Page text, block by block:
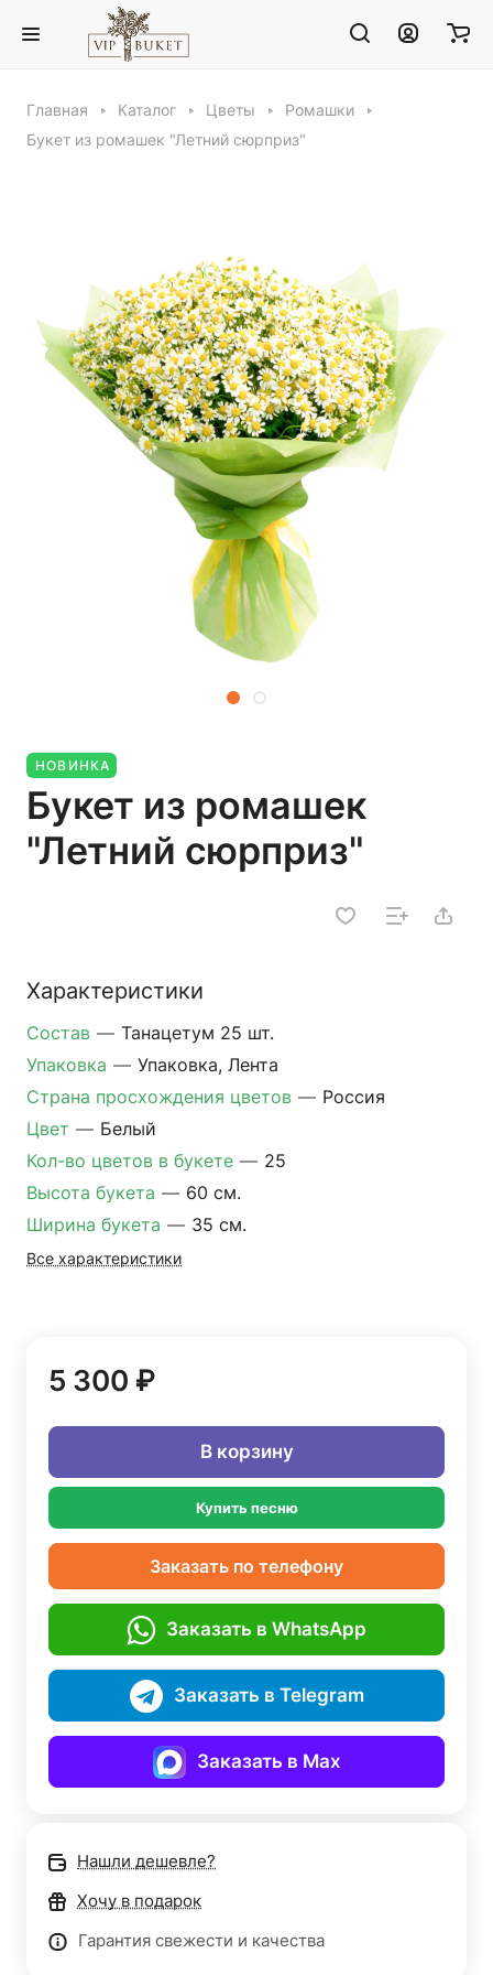
Главная Каталог Цветы
Ромашки
Букет из ромашек "Летний сюрприз"
НОВИНКА
Букет из ромашек
"Летний сюрприз"
Характеристики
Состав — Танацетум 25 шт.
Упаковка — Упаковка, Лента
Страна просхождения цветов — Россия
Цвет — Белый
Кол-во цветов в букете — 25
Высота букета — 60 см.
Ширина букета — 35 см.
Все характеристики
5 300 ₽
В корзину
Купить песню
Заказать по телефону
Заказать в WhatsApp
Заказать в Telegram
Заказать в Max
Нашли дешевле?
Хочу в подарок
Гарантия свежести и качества